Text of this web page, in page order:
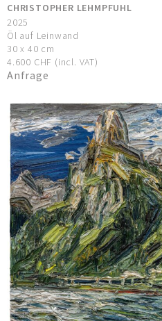
CHRISTOPHER LEHMPFUHL
2025
Öl auf Leinwand
30 x 40 cm
4.600 CHF (incl. VAT)
Anfrage